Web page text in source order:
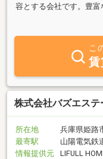
容とする会社です。豊
ディな対応を心掛けて
こ
賃
株式会社バズエステ
所在地
兵庫県姫路
最寄駅
山陽電気鉄
情報提供元
LIFULL